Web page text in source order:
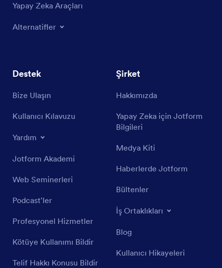
Yapay Zeka Araçları
Alternatifler
Destek
Bize Ulaşın
Kullanıcı Kılavuzu
Yardım
Jotform Akademi
Web Seminerleri
Podcast'ler
Profesyonel Hizmetler
Kötüye Kullanımı Bildir
Telif Hakkı Konusu Bildir
Şirket
Hakkımızda
Yapay Zeka için Jotform
Bilgileri
Medya Kiti
Haberlerde Jotform
Bültenler
İş Ortaklıkları
Blog
Kullanıcı Hikayeleri